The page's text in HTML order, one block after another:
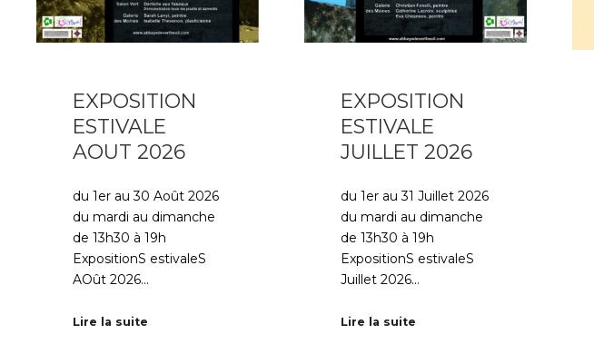
EXPOSITION
ESTIVALE
AOUT 2026
du 1er au 30 Août 2026
du mardi au dimanche
de 13h30 à 19h
ExpositionS estivaleS
AOût 2026…
Lire la suite
EXPOSITION
ESTIVALE
JUILLET 2026
du 1er au 31 Juillet 2026
du mardi au dimanche
de 13h30 à 19h
ExpositionS estivaleS
Juillet 2026…
Lire la suite